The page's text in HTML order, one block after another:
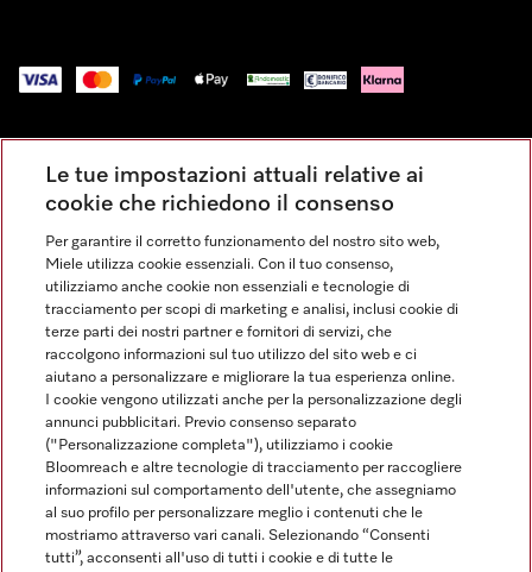
Condizioni Generali di Vendita
Privacy
Condizioni di Utilizzo
Dichiarazione di Accessibilità
Modulo di recesso
Legge sui servizi digitali
Impostazioni dei cookie
FINANZIAMENTO FINO A 50 MESI CON OPZIONE 10 E TASSO
ZERO
Le tue impostazioni attuali relative ai
cookie che richiedono il consenso
Per garantire il corretto funzionamento del nostro sito web,
Miele utilizza cookie essenziali. Con il tuo consenso,
utilizziamo anche cookie non essenziali e tecnologie di
tracciamento per scopi di marketing e analisi, inclusi cookie di
terze parti dei nostri partner e fornitori di servizi, che
raccolgono informazioni sul tuo utilizzo del sito web e ci
aiutano a personalizzare e migliorare la tua esperienza online.
I cookie vengono utilizzati anche per la personalizzazione degli
annunci pubblicitari. Previo consenso separato
("Personalizzazione completa"), utilizziamo i cookie
Bloomreach e altre tecnologie di tracciamento per raccogliere
informazioni sul comportamento dell'utente, che assegniamo
al suo profilo per personalizzare meglio i contenuti che le
mostriamo attraverso vari canali. Selezionando “Consenti
tutti”, acconsenti all'uso di tutti i cookie e di tutte le